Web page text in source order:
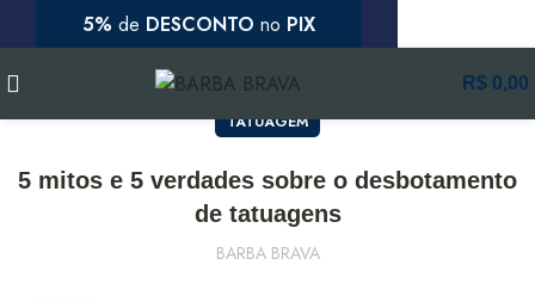
R$ 0,00
TATUAGEM
5 mitos e 5 verdades sobre o desbotamento
de tatuagens
BARBA BRAVA
5% de DESCONTO no PIX
em até3x sem juros